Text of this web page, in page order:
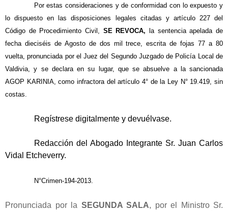
Por estas consideraciones y de conformidad con lo expuesto y
lo dispuesto en las disposiciones legales citadas y artículo 227 del
Código de Procedimiento Civil, SE REVOCA, la sentencia apelada de
fecha dieciséis de Agosto de dos mil trece, escrita de fojas 77 a 80
vuelta, pronunciada por el Juez del Segundo Juzgado de Policía Local de
Valdivia, y se declara en su lugar, que se absuelve a la sancionada
AGOP KARINIA, como infractora del artículo 4° de la Ley N° 19.419, sin
costas.
Regístrese digitalmente y devuélvase.
Redacción del Abogado Integrante Sr. Juan Carlos
Vidal Etcheverry.
N°Crimen-194-2013.
Pronunciada por la SEGUNDA SALA, por el Ministro Sr.